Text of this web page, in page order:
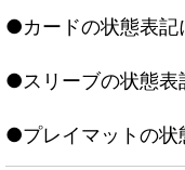
●カードの状態表記
●スリーブの状態表
●プレイマットの状